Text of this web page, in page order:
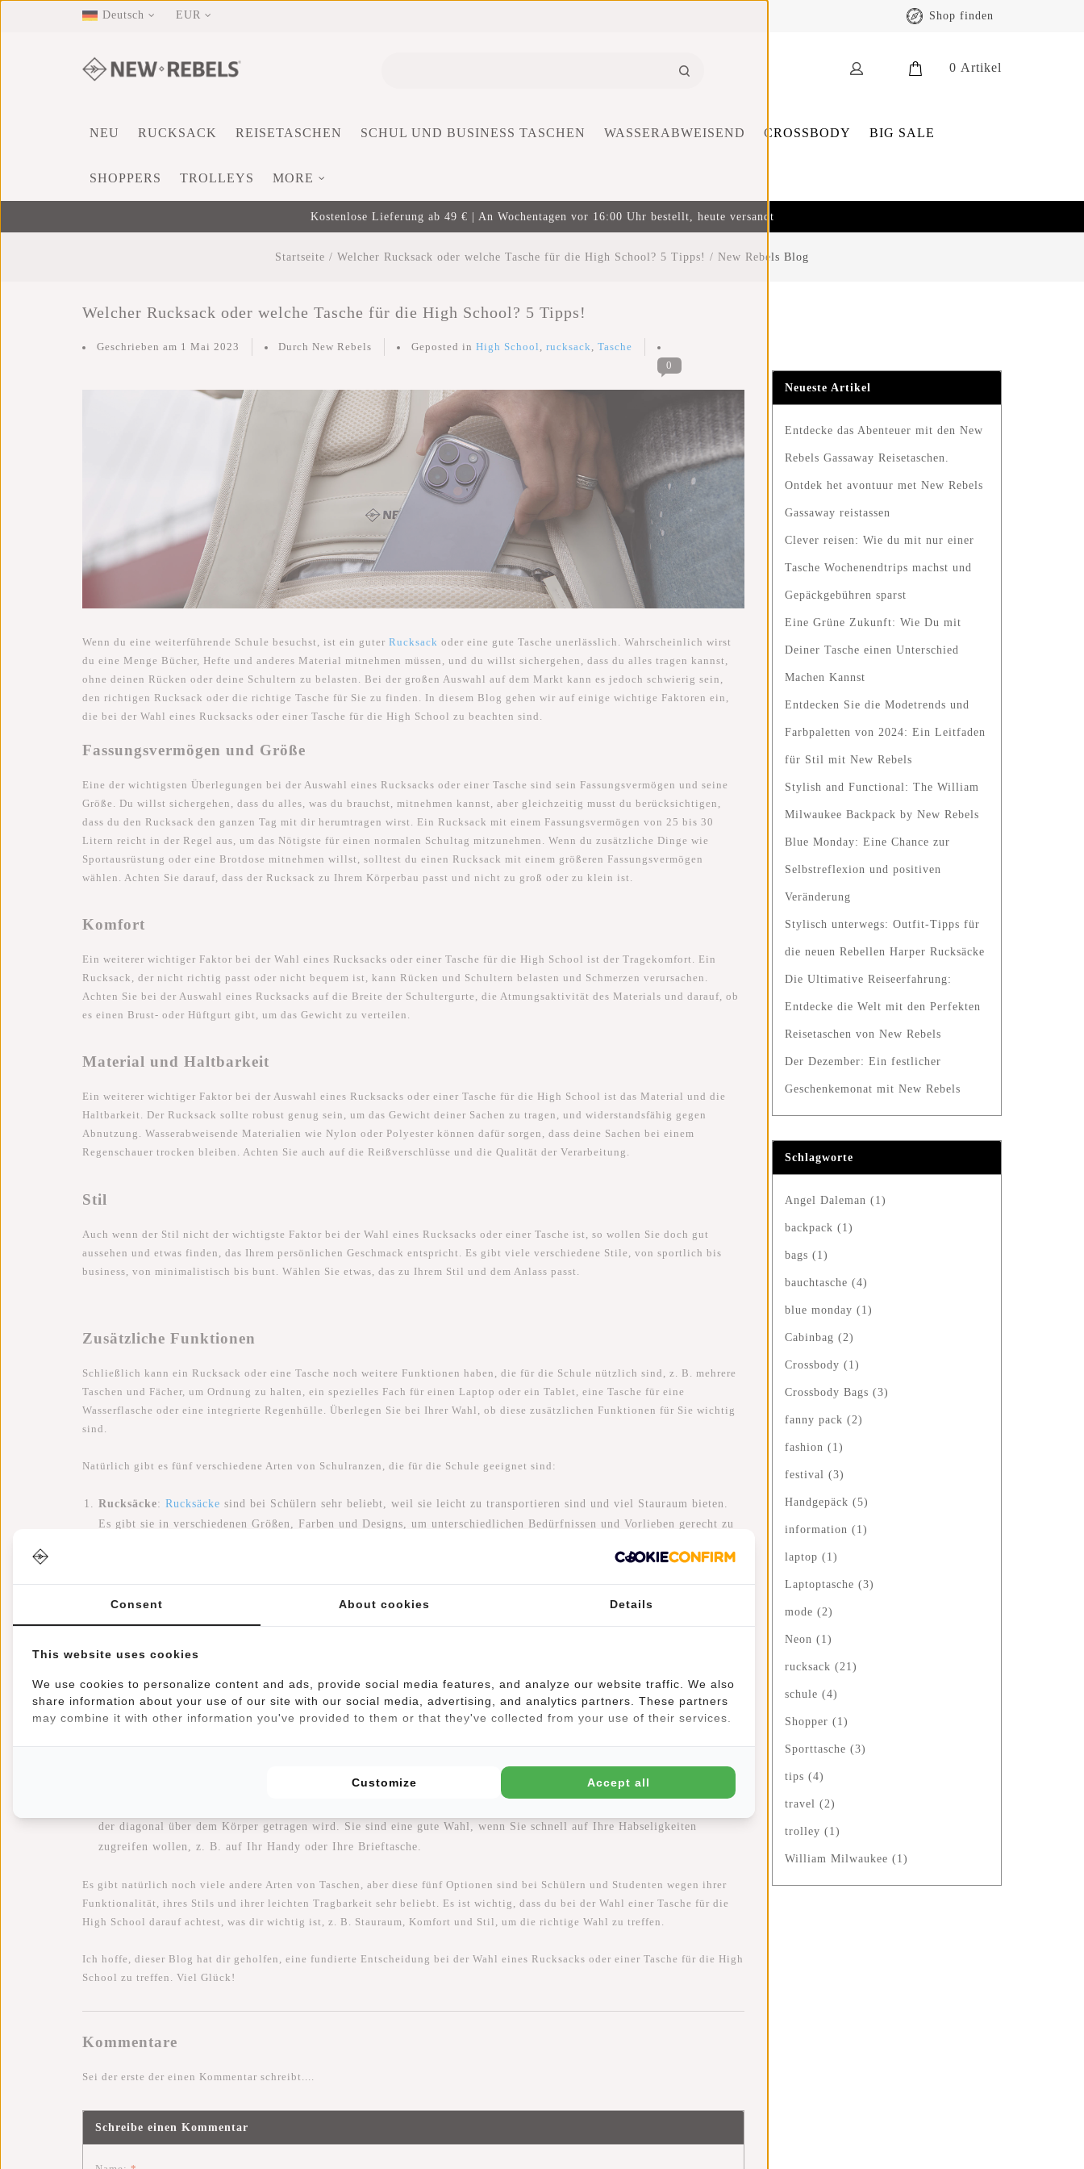
Deutsch EUR Shop finden
0 Artikel
NEU RUCKSACK REISETASCHEN SCHUL UND BUSINESS TASCHEN WASSERABWEISEND CROSSBODY BIG SALE
SHOPPERS TROLLEYS MORE
Kostenlose Lieferung ab 49 € | An Wochentagen vor 16:00 Uhr bestellt, heute versandt
Startseite / Welcher Rucksack oder welche Tasche für die High School? 5 Tipps! / New Rebels Blog
Welcher Rucksack oder welche Tasche für die High School? 5 Tipps!
Geschrieben am 1 Mai 2023 Durch New Rebels Geposted in High School , rucksack, Tasche
0
Wenn du eine weiterführende Schule besuchst, ist ein guter Rucksack oder eine gute Tasche unerlässlich. Wahrscheinlich wirst
du eine Menge Bücher, Hefte und anderes Material mitnehmen müssen, und du willst sichergehen, dass du alles tragen kannst,
ohne deinen Rücken oder deine Schultern zu belasten. Bei der großen Auswahl auf dem Markt kann es jedoch schwierig sein,
den richtigen Rucksack oder die richtige Tasche für Sie zu finden. In diesem Blog gehen wir auf einige wichtige Faktoren ein,
die bei der Wahl eines Rucksacks oder einer Tasche für die High School zu beachten sind.
Fassungsvermögen und Größe
Eine der wichtigsten Überlegungen bei der Auswahl eines Rucksacks oder einer Tasche sind sein Fassungsvermögen und seine
Größe. Du willst sichergehen, dass du alles, was du brauchst, mitnehmen kannst, aber gleichzeitig musst du berücksichtigen,
dass du den Rucksack den ganzen Tag mit dir herumtragen wirst. Ein Rucksack mit einem Fassungsvermögen von 25 bis 30
Litern reicht in der Regel aus, um das Nötigste für einen normalen Schultag mitzunehmen. Wenn du zusätzliche Dinge wie
Sportausrüstung oder eine Brotdose mitnehmen willst, solltest du einen Rucksack mit einem größeren Fassungsvermögen
wählen. Achten Sie darauf, dass der Rucksack zu Ihrem Körperbau passt und nicht zu groß oder zu klein ist.
Komfort
Ein weiterer wichtiger Faktor bei der Wahl eines Rucksacks oder einer Tasche für die High School ist der Tragekomfort. Ein
Rucksack, der nicht richtig passt oder nicht bequem ist, kann Rücken und Schultern belasten und Schmerzen verursachen.
Achten Sie bei der Auswahl eines Rucksacks auf die Breite der Schultergurte, die Atmungsaktivität des Materials und darauf, ob
es einen Brust- oder Hüftgurt gibt, um das Gewicht zu verteilen.
Material und Haltbarkeit
Ein weiterer wichtiger Faktor bei der Auswahl eines Rucksacks oder einer Tasche für die High School ist das Material und die
Haltbarkeit. Der Rucksack sollte robust genug sein, um das Gewicht deiner Sachen zu tragen, und widerstandsfähig gegen
Abnutzung. Wasserabweisende Materialien wie Nylon oder Polyester können dafür sorgen, dass deine Sachen bei einem
Regenschauer trocken bleiben. Achten Sie auch auf die Reißverschlüsse und die Qualität der Verarbeitung.
Stil
Auch wenn der Stil nicht der wichtigste Faktor bei der Wahl eines Rucksacks oder einer Tasche ist, so wollen Sie doch gut
aussehen und etwas finden, das Ihrem persönlichen Geschmack entspricht. Es gibt viele verschiedene Stile, von sportlich bis
business, von minimalistisch bis bunt. Wählen Sie etwas, das zu Ihrem Stil und dem Anlass passt.
Zusätzliche Funktionen
Schließlich kann ein Rucksack oder eine Tasche noch weitere Funktionen haben, die für die Schule nützlich sind, z. B. mehrere
Taschen und Fächer, um Ordnung zu halten, ein spezielles Fach für einen Laptop oder ein Tablet, eine Tasche für eine
Wasserflasche oder eine integrierte Regenhülle. Überlegen Sie bei Ihrer Wahl, ob diese zusätzlichen Funktionen für Sie wichtig
sind.
Natürlich gibt es fünf verschiedene Arten von Schulranzen, die für die Schule geeignet sind:
Rucksäcke: Rucksäcke sind bei Schülern sehr beliebt, weil sie leicht zu transportieren sind und viel Stauraum bieten.
Es gibt sie in verschiedenen Größen, Farben und Designs, um unterschiedlichen Bedürfnissen und Vorlieben gerecht zu
Umhängetaschen:Umhängetaschensind auch eine gute Wahl für Schüler, die ihre Sachen lieber über eine Schulter als
auf dem Rücken tragen. Sie sind in der Regel kleiner als Rucksäcke, bieten aber oft noch genügend Stauraum für
wichtige Dinge.
haben in der Regel einen langen Riemen, der über der Brust getragen wird, und sind in verschiedenen Materialien und
Ausführungen erhältlich.
Trolley-Taschen:Trolley-Taschensind nützlich, wenn Sie viel zu transportieren haben, z. B. schwere Bücher oder
Sportausrüstung. Sie haben Räder und einen ausziehbaren Griff, so dass sie leicht zu transportieren sind.
der diagonal über dem Körper getragen wird. Sie sind eine gute Wahl, wenn Sie schnell auf Ihre Habseligkeiten
zugreifen wollen, z. B. auf Ihr Handy oder Ihre Brieftasche.
Es gibt natürlich noch viele andere Arten von Taschen, aber diese fünf Optionen sind bei Schülern und Studenten wegen ihrer
Funktionalität, ihres Stils und ihrer leichten Tragbarkeit sehr beliebt. Es ist wichtig, dass du bei der Wahl einer Tasche für die
High School darauf achtest, was dir wichtig ist, z. B. Stauraum, Komfort und Stil, um die richtige Wahl zu treffen.
Ich hoffe, dieser Blog hat dir geholfen, eine fundierte Entscheidung bei der Wahl eines Rucksacks oder einer Tasche für die High
School zu treffen. Viel Glück!
Kommentare
Sei der erste der einen Kommentar schreibt....
Schreibe einen Kommentar
Neueste Artikel
Entdecke das Abenteuer mit den New
Rebels Gassaway Reisetaschen.
Ontdek het avontuur met New Rebels
Gassaway reistassen
Clever reisen: Wie du mit nur einer
Tasche Wochenendtrips machst und
Gepäckgebühren sparst
Eine Grüne Zukunft: Wie Du mit
Deiner Tasche einen Unterschied
Machen Kannst
Entdecken Sie die Modetrends und
Farbpaletten von 2024: Ein Leitfaden
für Stil mit New Rebels
Stylish and Functional: The William
Milwaukee Backpack by New Rebels
Blue Monday: Eine Chance zur
Selbstreflexion und positiven
Veränderung
Stylisch unterwegs: Outfit-Tipps für
die neuen Rebellen Harper Rucksäcke
Die Ultimative Reiseerfahrung:
Entdecke die Welt mit den Perfekten
Reisetaschen von New Rebels
Der Dezember: Ein festlicher
Geschenkemonat mit New Rebels
Schlagworte
Angel Daleman (1)
backpack (1)
bags (1)
bauchtasche (4)
blue monday (1)
Cabinbag (2)
Crossbody (1)
Crossbody Bags (3)
fanny pack (2)
fashion (1)
festival (3)
Handgepäck (5)
information (1)
laptop (1)
Laptoptasche (3)
mode (2)
Neon (1)
rucksack (21)
schule (4)
Shopper (1)
Sporttasche (3)
tips (4)
travel (2)
trolley (1)
William Milwaukee (1)
Consent About cookies Details
This website uses cookies
We use cookies to personalize content and ads, provide social media features, and analyze our website traffic. We also
share information about your use of our site with our social media, advertising, and analytics partners. These partners
may combine it with other information you've provided to them or that they've collected from your use of their services.
Customize Accept all